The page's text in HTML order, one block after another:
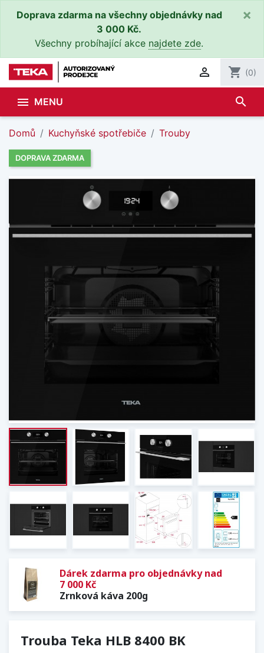
Doprava zdarma na všechny objednávky nad
3 000 Kč.
Všechny probíhající akce najdete zde.
×
 shopping_cart (0)
 MENU search
Domů Kuchyňské spotřebiče Trouby
DOPRAVA ZDARMA
Dárek zdarma pro objednávky nad
7 000 Kč
Zrnková káva 200g
Trouba Teka HLB 8400 BK